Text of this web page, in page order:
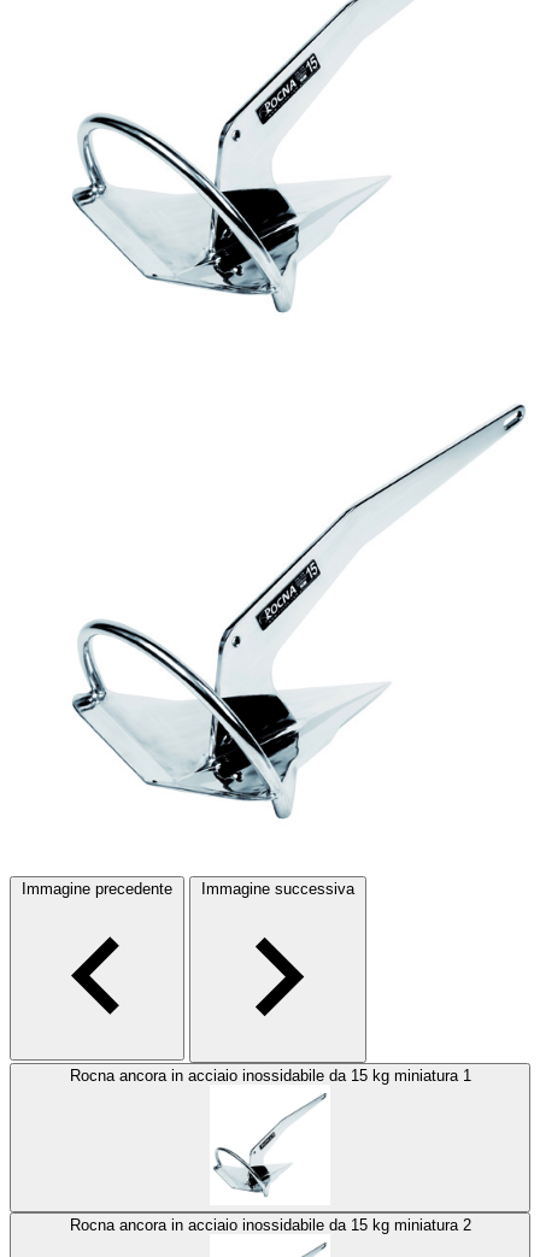
Immagine precedente Immagine successiva
Rocna ancora in acciaio inossidabile da 15 kg miniatura 1
Rocna ancora in acciaio inossidabile da 15 kg miniatura 2